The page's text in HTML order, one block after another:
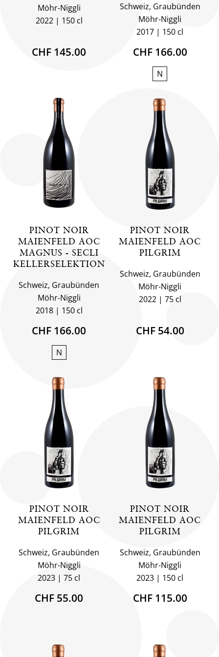
Möhr-Niggli
2022
150 cl
CHF 145.00
Schweiz, Graubünden
Möhr-Niggli
2017
150 cl
CHF 166.00
N
PINOT NOIR
MAIENFELD AOC
MAGNUS - SECLI
KELLERSELEKTION
Schweiz, Graubünden
Möhr-Niggli
2018
150 cl
CHF 166.00
N
PINOT NOIR
MAIENFELD AOC
PILGRIM
Schweiz, Graubünden
Möhr-Niggli
2022
75 cl
CHF 54.00
PINOT NOIR
MAIENFELD AOC
PILGRIM
Schweiz, Graubünden
Möhr-Niggli
2023
75 cl
CHF 55.00
PINOT NOIR
MAIENFELD AOC
PILGRIM
Schweiz, Graubünden
Möhr-Niggli
2023
150 cl
CHF 115.00